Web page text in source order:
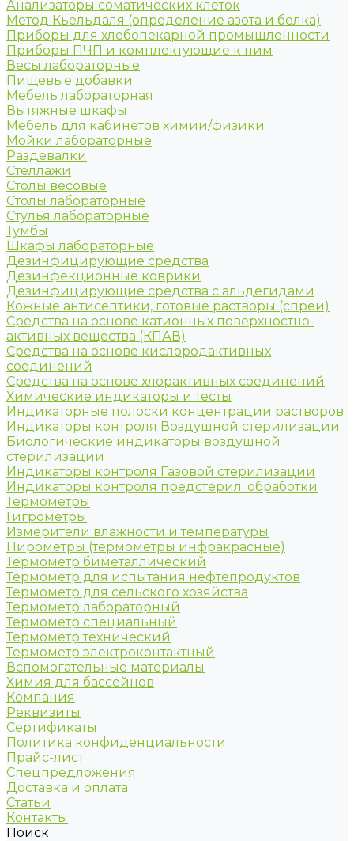
Анализаторы соматических клеток
Метод Кьельдаля (определение азота и белка)
Приборы для хлебопекарной промышленности
Приборы ПЧП и комплектующие к ним
Весы лабораторные
Пищевые добавки
Мебель лабораторная
Вытяжные шкафы
Мебель для кабинетов химии/физики
Мойки лабораторные
Раздевалки
Стеллажи
Столы весовые
Столы лабораторные
Стулья лабораторные
Тумбы
Шкафы лабораторные
Дезинфицирующие средства
Дезинфекционные коврики
Дезинфицирующие средства с альдегидами
Кожные антисептики, готовые растворы (спреи)
Средства на основе катионных поверхностно-
активных вещества (КПАВ)
Средства на основе кислородактивных
соединений
Средства на основе хлорактивных соединений
Химические индикаторы и тесты
Индикаторные полоски концентрации растворов
Индикаторы контроля Воздушной стерилизации
Биологические индикаторы воздушной
стерилизации
Индикаторы контроля Газовой стерилизации
Индикаторы контроля предстерил. обработки
Термометры
Гигрометры
Измерители влажности и температуры
Пирометры (термометры инфракрасные)
Термометр биметаллический
Термометр для испытания нефтепродуктов
Термометр для сельского хозяйства
Термометр лабораторный
Термометр специальный
Термометр технический
Термометр электроконтактный
Вспомогательные материалы
Химия для бассейнов
Компания
Реквизиты
Сертификаты
Политика конфиденциальности
Прайс-лист
Спецпредложения
Доставка и оплата
Статьи
Контакты
Поиск